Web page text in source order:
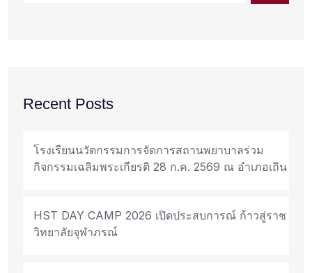
Recent Posts
โรงเรียนนวัตกรรมการจัดการสถานพยาบาลร่วม
กิจกรรมเฉลิมพระเกียรติ 28 ก.ค. 2569 ณ อำเภอเถิน
HST DAY CAMP 2026 เปิดประสบการณ์ ก้าวสู่ราช
วิทยาลัยจุฬาภรณ์